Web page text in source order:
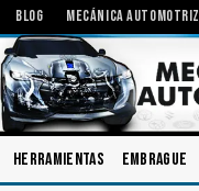
BLOG MECÁNICA AUTOMOTRIZ
Herramientas Embrague